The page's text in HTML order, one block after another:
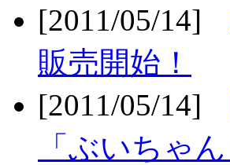
[2011/05/14]
販売開始！
[2011/05/14]
「ぶいちゃ